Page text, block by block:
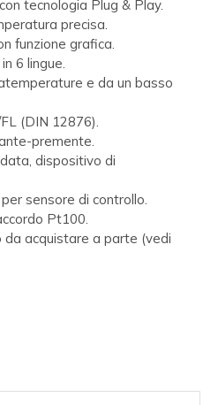
tecnologia Plug & Play.
precisa.
funzione grafica.
6 lingue.
e da un basso
FL (DIN 12876).
premente.
dispositivo di
sensore di controllo.
Pt100.
acquistare a parte (vedi